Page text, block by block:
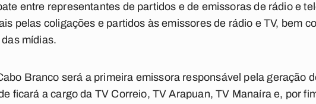
entre representantes de partidos e de emissoras de rádio e
pelas coligações e partidos às emissores de rádio e TV, bem
mídias.
Branco será a primeira emissora responsável pela geração
ficará a cargo da TV Correio, TV Arapuan, TV Manaíra e, por